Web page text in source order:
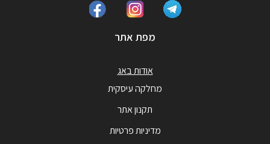
מפת אתר
אודות באג
מחלקה עיסקית
תקנון אתר
מדיניות פרטיות